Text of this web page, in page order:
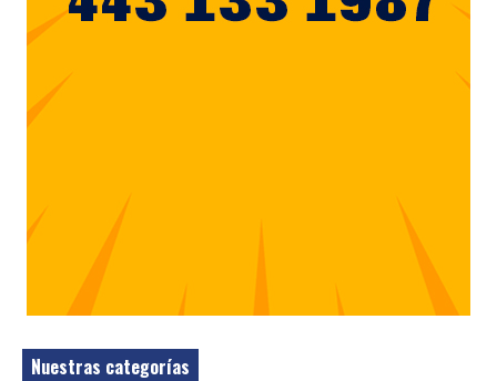
Nuestras categorías